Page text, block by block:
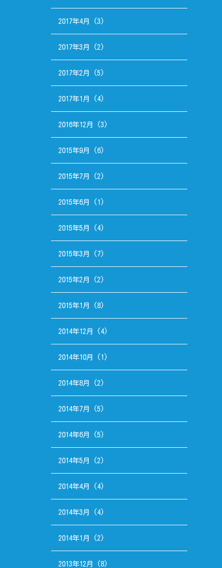
2017年4月 (3)
2017年3月 (2)
2017年2月 (5)
2017年1月 (4)
2016年12月 (3)
2015年9月 (6)
2015年7月 (2)
2015年6月 (1)
2015年5月 (4)
2015年3月 (7)
2015年2月 (2)
2015年1月 (8)
2014年12月 (4)
2014年10月 (1)
2014年8月 (2)
2014年7月 (5)
2014年6月 (5)
2014年5月 (2)
2014年4月 (4)
2014年3月 (4)
2014年1月 (2)
2013年12月 (8)